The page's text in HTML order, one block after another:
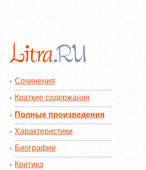
Сочинения
Краткие содержания
Полные произведения
Характеристики
Биографии
Критика